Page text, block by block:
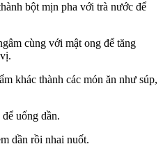
bột mịn pha với trà nước để
cùng với mật ong để tăng
khác thành các món ăn như súp,
uống dần.
dần rồi nhai nuốt.